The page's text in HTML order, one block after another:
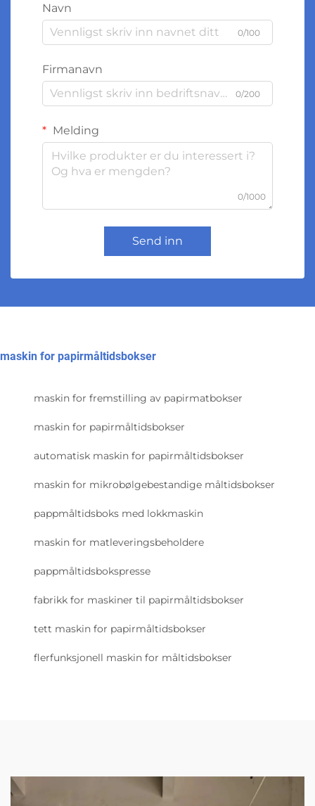
Navn
0/100
Firmanavn
0/200
Melding
0/1000
Send inn
maskin for papirmåltidsbokser
maskin for fremstilling av papirmatbokser
maskin for papirmåltidsbokser
automatisk maskin for papirmåltidsbokser
maskin for mikrobølgebestandige måltidsbokser
pappmåltidsboks med lokkmaskin
maskin for matleveringsbeholdere
pappmåltidsbokspresse
fabrikk for maskiner til papirmåltidsbokser
tett maskin for papirmåltidsbokser
flerfunksjonell maskin for måltidsbokser